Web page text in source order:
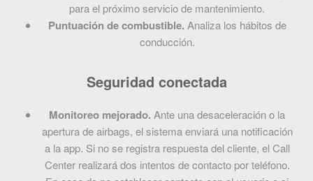
para el próximo servicio de mantenimiento.
Puntuación de combustible. Analiza los hábitos de
conducción.
Seguridad conectada
Monitoreo mejorado. Ante una desaceleración o la
apertura de airbags, el sistema enviará una notificación
a la app. Si no se registra respuesta del cliente, el Call
Center realizará dos intentos de contacto por teléfono.